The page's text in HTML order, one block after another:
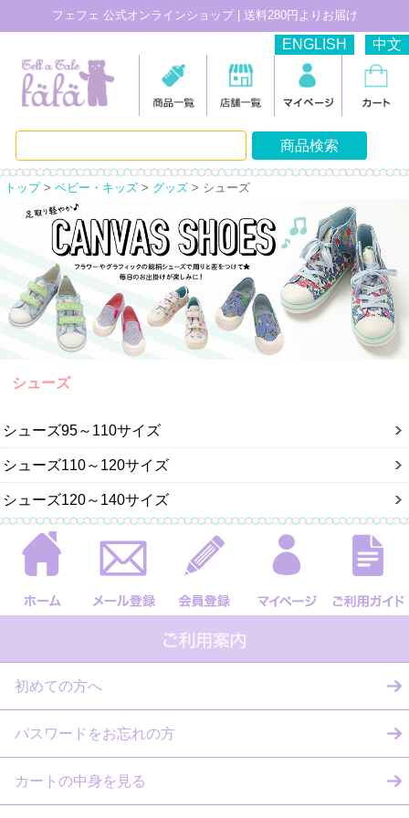
フェフェ 公式オンラインショップ | 送料280円よりお届け
ENGLISH 中文
トップ> ベビー・キッズ > グッズ > シューズ
シューズ
シューズ95～110サイズ
シューズ110～120サイズ
シューズ120～140サイズ
初めての方へ
パスワードをお忘れの方
カートの中身を見る